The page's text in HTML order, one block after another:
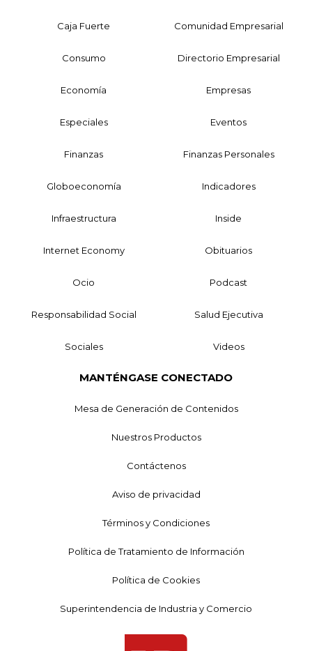
Caja Fuerte Comunidad Empresarial
Consumo Directorio Empresarial
Economía Empresas
Especiales Eventos
Finanzas Finanzas Personales
Globoeconomía Indicadores
Infraestructura Inside
Internet Economy Obituarios
Ocio Podcast
Responsabilidad Social Salud Ejecutiva
Sociales Videos
MANTÉNGASE CONECTADO
Mesa de Generación de Contenidos
Nuestros Productos
Contáctenos
Aviso de privacidad
Términos y Condiciones
Política de Tratamiento de Información
Política de Cookies
Superintendencia de Industria y Comercio